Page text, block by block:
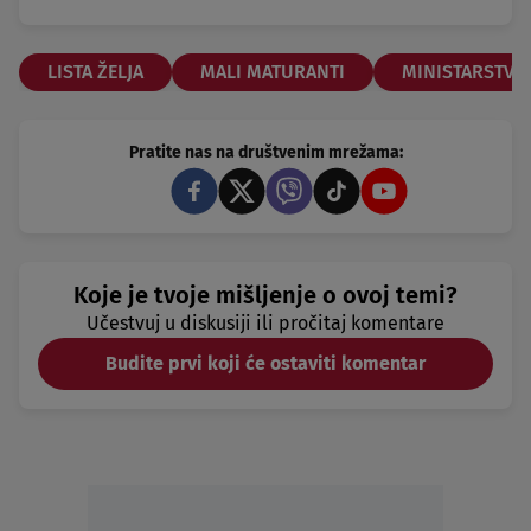
LISTA ŽELJA MALI MATURANTI MINISTARSTVO
Pratite nas na društvenim mrežama:
Koje je tvoje mišljenje o ovoj temi?
Učestvuj u diskusiji ili pročitaj komentare
Budite prvi koji će ostaviti komentar